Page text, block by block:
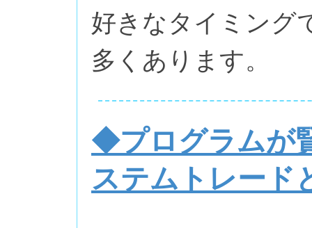
好きなタイミング
多くあります。
◆プログラムが
ステムトレード